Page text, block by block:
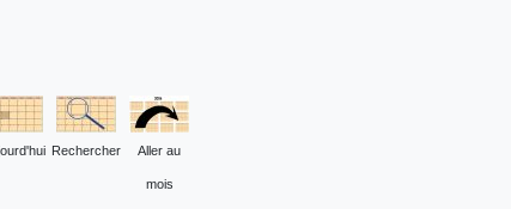
Rechercher Aller au
mois